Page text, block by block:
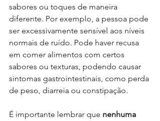
sabores ou toques de maneira
diferente. Por exemplo, a pessoa pode
ser excessivamente sensível aos níveis
normais de ruído. Pode haver recusa
em comer alimentos com certos
sabores ou texturas, podendo causar
sintomas gastrointestinais, como perda
de peso, diarreia ou constipação.
É importante lembrar que nenhuma